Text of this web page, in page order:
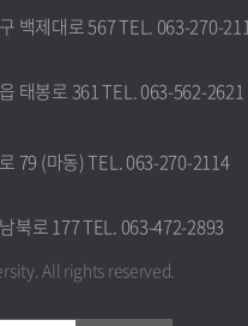
백제대로 567 TEL. 063-270-
태봉로 361 TEL. 063-562-2621
79 (마동) TEL. 063-270-2114
북로 177 TEL. 063-472-2893
All rights reserved.